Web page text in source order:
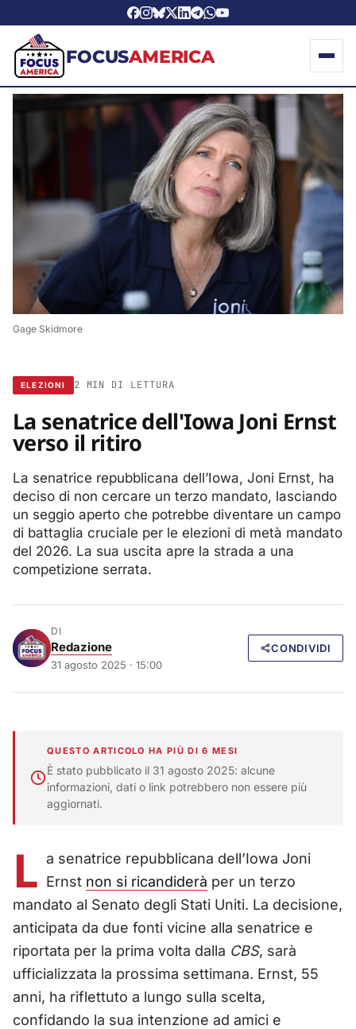
FOCUSAMERICA
Gage Skidmore
ELEZIONI 2 MIN DI LETTURA
La senatrice dell'Iowa Joni Ernst
verso il ritiro
La senatrice repubblicana dell’Iowa, Joni Ernst, ha
deciso di non cercare un terzo mandato, lasciando
un seggio aperto che potrebbe diventare un campo
di battaglia cruciale per le elezioni di metà mandato
del 2026. La sua uscita apre la strada a una
competizione serrata.
DI
Redazione
31 agosto 2025 · 15:00
CONDIVIDI
QUESTO ARTICOLO HA PIÙ DI 6 MESI
È stato pubblicato il 31 agosto 2025: alcune
informazioni, dati o link potrebbero non essere più
aggiornati.
L a senatrice repubblicana dell’Iowa Joni
Ernst non si ricandiderà per un terzo
mandato al Senato degli Stati Uniti. La decisione,
anticipata da due fonti vicine alla senatrice e
riportata per la prima volta dalla CBS, sarà
ufficializzata la prossima settimana. Ernst, 55
anni, ha riflettuto a lungo sulla scelta,
confidando la sua intenzione ad amici e